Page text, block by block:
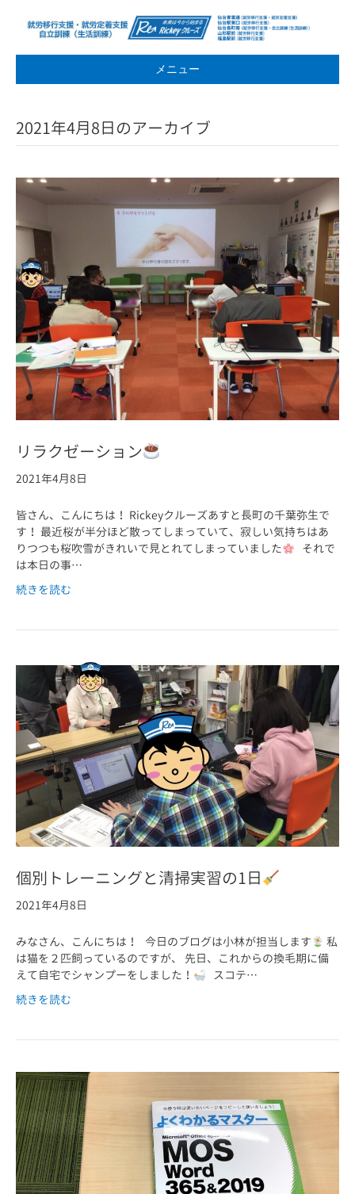
メニュー
2021年4月8日のアーカイブ
リラクゼーション
2021年4月8日
皆さん、こんにちは！ Rickeyクルーズあすと長町の千葉弥生で
す！ 最近桜が半分ほど散ってしまっていて、寂しい気持ちはあ
りつつも桜吹雪がきれいで見とれてしまっていました
それで
は本日の事…
続きを読む
個別トレーニングと清掃実習の1日
2021年4月8日
みなさん、こんにちは！ 今日のブログは小林が担当します
私
は猫を２匹飼っているのですが、 先日、これからの換毛期に備
えて自宅でシャンプーをしました！
スコテ…
続きを読む